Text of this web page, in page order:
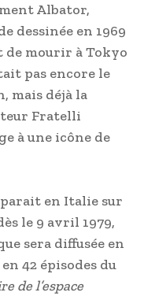
Albator,
dessinée en 1969
mourir à Tokyo
pas encore le
mais déjà la
Fratelli
à une icône de
en Italie sur
le 9 avril 1979,
sera diffusée en
42 épisodes du
de l’espace